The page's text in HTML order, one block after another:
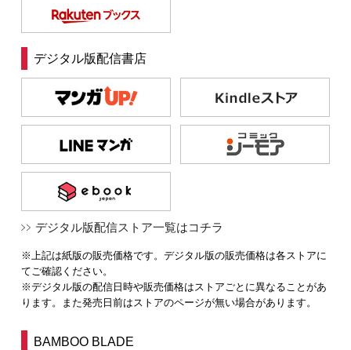
デジタル版配信書店
デジタル版配信ストア一覧はコチラ
※上記は紙版の販売価格です。デジタル版の販売価格は各ストアに
てご確認ください。
※デジタル版の配信日時や販売価格はストアごとに異なることがあ
ります。また発売日前はストアのページが無い場合があります。
BAMBOO BLADE